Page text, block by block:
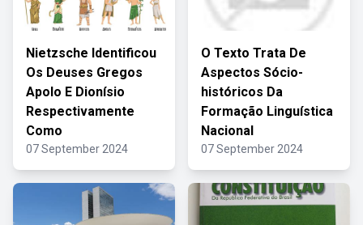
Nietzsche Identificou
Os Deuses Gregos
Apolo E Dionísio
Respectivamente
Como
07 September 2024
O Texto Trata De
Aspectos Sócio-
históricos Da
Formação Linguística
Nacional
07 September 2024